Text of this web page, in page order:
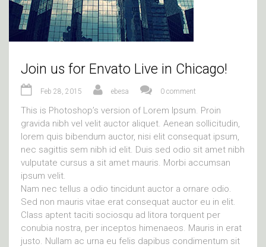
Join us for Envato Live in Chicago!
Feb 28, 2015 ebesa 0 comment
This is Photoshop’s version of Lorem Ipsum. Proin
gravida nibh vel velit auctor aliquet. Aenean sollicitudin,
lorem quis bibendum auctor, nisi elit consequat ipsum,
nec sagittis sem nibh id elit. Duis sed odio sit amet nibh
vulputate cursus a sit amet mauris. Morbi accumsan
ipsum velit.
Nam nec tellus a odio tincidunt auctor a ornare odio.
Sed non mauris vitae erat consequat auctor eu in elit.
Class aptent taciti sociosqu ad litora torquent per
conubia nostra, per inceptos himenaeos. Mauris in erat
justo. Nullam ac urna eu felis dapibus condimentum sit